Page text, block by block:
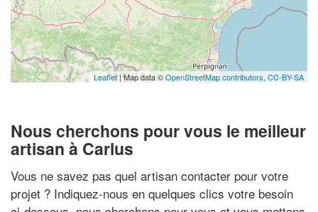
Leaflet| Map data ©OpenStreetMap contributors, CC-BY-SA
Nous cherchons pour vous le meilleur
artisan à Carlus
Vous ne savez pas quel artisan contacter pour votre
projet ? Indiquez-nous en quelques clics votre besoin